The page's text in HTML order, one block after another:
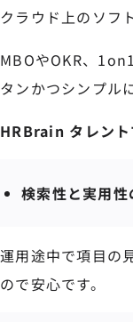
クラウド上のソフ
MBOやOKR、
タンかつシンプル
HRBrain タレン
検索性と実用
運用途中で項目の
ので安心です。